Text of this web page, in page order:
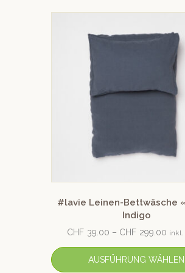
#lavie Leinen-Bettwäsche
Indigo
CHF 39.00 – CHF 299.00 inkl.
AUSFÜHRUNG WÄHLEN